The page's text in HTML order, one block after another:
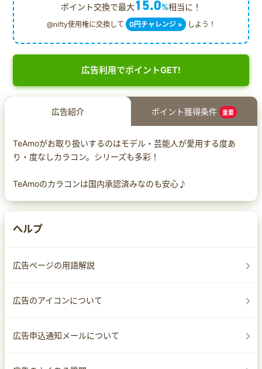
ポイント交換で最大15.0%相当に！
@nifty使用権に交換して 0円チャレンジ » しよう！
広告利用でポイントGET!
広告紹介 ポイント獲得条件 重要
TeAmoがお取り扱いするのはモデル・芸能人が愛用する度あ
り・度なしカラコン。シリーズも多彩！
TeAmoのカラコンは国内承認済みなのも安心♪
ヘルプ
広告ページの用語解説
広告のアイコンについて
広告申込通知メールについて